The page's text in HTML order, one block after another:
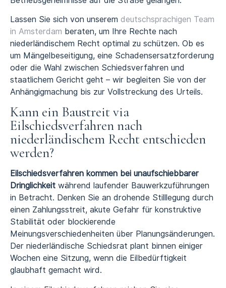
Lassen Sie sich von unserem deutschsprachigen Team
in Amsterdam beraten, um Ihre Rechte nach
niederländischem Recht optimal zu schützen. Ob es
um Mängelbeseitigung, eine Schadensersatzforderung
oder die Wahl zwischen Schiedsverfahren und
staatlichem Gericht geht – wir begleiten Sie von der
Anhängigmachung bis zur Vollstreckung des Urteils.
Kann ein Baustreit via
Eilschiedsverfahren nach
niederländischem Recht entschieden
werden?
Eilschiedsverfahren kommen bei unaufschiebbarer
Dringlichkeit während laufender Bauwerkzuführungen
in Betracht. Denken Sie an drohende Stilllegung durch
einen Zahlungsstreit, akute Gefahr für konstruktive
Stabilität oder blockierende
Meinungsverschiedenheiten über Planungsänderungen.
Der niederländische Schiedsrat plant binnen einiger
Wochen eine Sitzung, wenn die Eilbedürftigkeit
glaubhaft gemacht wird.